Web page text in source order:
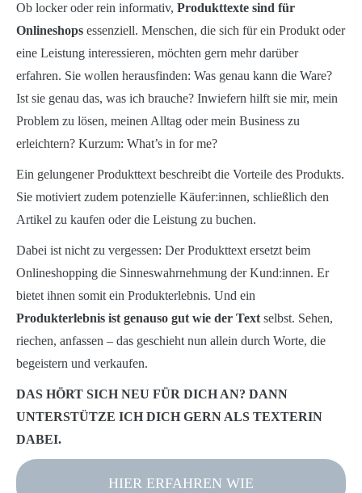
Ob locker oder rein informativ, Produkttexte sind für
Onlineshops essenziell. Menschen, die sich für ein Produkt oder
eine Leistung interessieren, möchten gern mehr darüber
erfahren. Sie wollen herausfinden: Was genau kann die Ware?
Ist sie genau das, was ich brauche? Inwiefern hilft sie mir, mein
Problem zu lösen, meinen Alltag oder mein Business zu
erleichtern? Kurzum: What’s in for me?
Ein gelungener Produkttext beschreibt die Vorteile des Produkts.
Sie motiviert zudem potenzielle Käufer:innen, schließlich den
Artikel zu kaufen oder die Leistung zu buchen.
Dabei ist nicht zu vergessen: Der Produkttext ersetzt beim
Onlineshopping die Sinneswahrnehmung der Kund:innen. Er
bietet ihnen somit ein Produkterlebnis. Und ein
Produkterlebnis ist genauso gut wie der Text selbst. Sehen,
riechen, anfassen – das geschieht nun allein durch Worte, die
begeistern und verkaufen.
DAS HÖRT SICH NEU FÜR DICH AN? DANN
UNTERSTÜTZE ICH DICH GERN ALS TEXTERIN
DABEI.
HIER ERFAHREN WIE